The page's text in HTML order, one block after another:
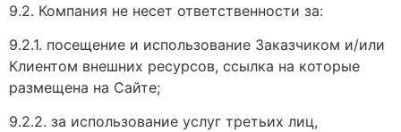
9.2. Компания не несет ответственности за:
9.2.1. посещение и использование Заказчиком и/или
Клиентом внешних ресурсов, ссылка на которые
размещена на Сайте;
9.2.2. за использование услуг третьих лиц,